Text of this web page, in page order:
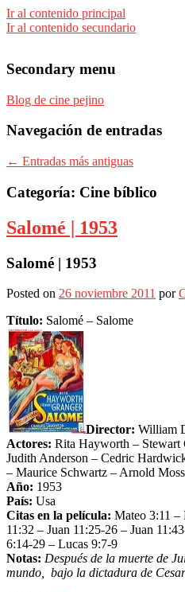
Ir al contenido principal
Ir al contenido secundario
Secondary menu
Blog de cine pejino
Blog de cine
Para todos los públicos
Navegación de entradas
← Entradas más antiguas
Categoría: Cine bíblico
Salomé | 1953
Salomé | 1953
Posted on 26 noviembre 2011 por
Título: Salomé – Salome
Director: William
Actores: Rita Hayworth – Stewart
Judith Anderson – Cedric
– Maurice Schwartz – Arnold Moss
Año: 1953
País: Usa
Citas en la película: Mateo 3:11 –
11:32 – Juan 11:25-26 – Juan
6:14-29 – Lucas 9:7-9
Notas: Después de la muerte de
mundo, bajo la dictadura de